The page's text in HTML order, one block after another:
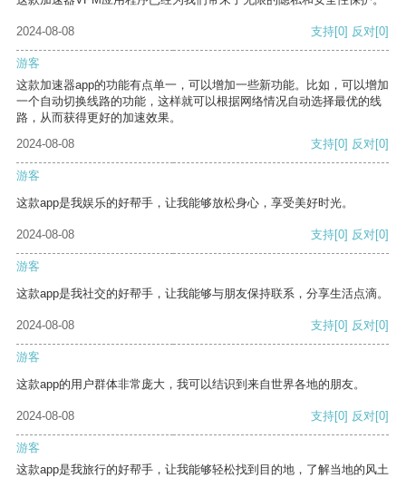
2024-08-08 支持[0] 反对[0]
游客
这款加速器app的功能有点单一，可以增加一些新功能。比如，可以增加
一个自动切换线路的功能，这样就可以根据网络情况自动选择最优的线
路，从而获得更好的加速效果。
2024-08-08
支持[0] 反对[0]
游客
这款app是我娱乐的好帮手，让我能够放松身心，享受美好时光。
2024-08-08 支持[0] 反对[0]
游客
这款app是我社交的好帮手，让我能够与朋友保持联系，分享生活点滴。
2024-08-08 支持[0] 反对[0]
游客
这款app的用户群体非常庞大，我可以结识到来自世界各地的朋友。
2024-08-08 支持[0] 反对[0]
游客
这款app是我旅行的好帮手，让我能够轻松找到目的地，了解当地的风土